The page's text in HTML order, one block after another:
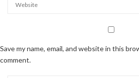
Save my name, email, and website in this
comment.